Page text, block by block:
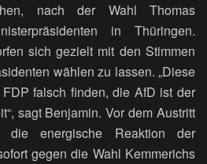
nach der Wahl Thomas
in Thüringen.
sich gezielt mit den Stimmen
wählen zu lassen. „Diese
falsch finden, die AfD ist der
sagt Benjamin. Vor dem Austritt
die energische Reaktion der
gegen die Wahl Kemmerichs